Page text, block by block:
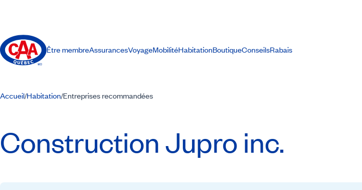
Être membreAssurancesVoyageMobilitéHabitationBoutiqueConseilsRabais
Accueil/Habitation/Entreprises recommandées
Construction Jupro inc.